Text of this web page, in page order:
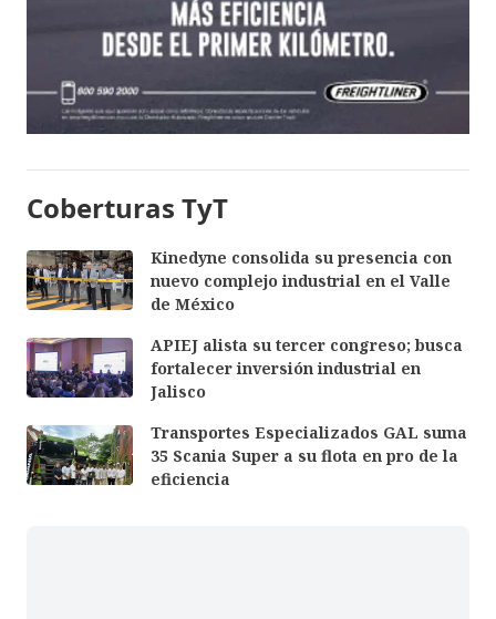
Coberturas TyT
Kinedyne consolida su presencia con
nuevo complejo industrial en el Valle
de México
APIEJ alista su tercer congreso; busca
fortalecer inversión industrial en
Jalisco
Transportes Especializados GAL suma
35 Scania Super a su flota en pro de la
eficiencia